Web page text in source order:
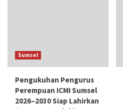
Sumsel
Pengukuhan Pengurus
Perempuan ICMI Sumsel
2026–2030 Siap Lahirkan